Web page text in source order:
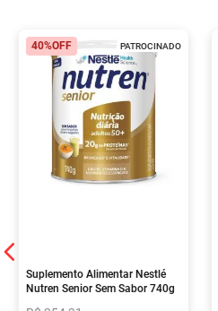
PATROCINADO
40%OFF
Suplemento Alimentar Nestlé
Nutren Senior Sem Sabor 740g